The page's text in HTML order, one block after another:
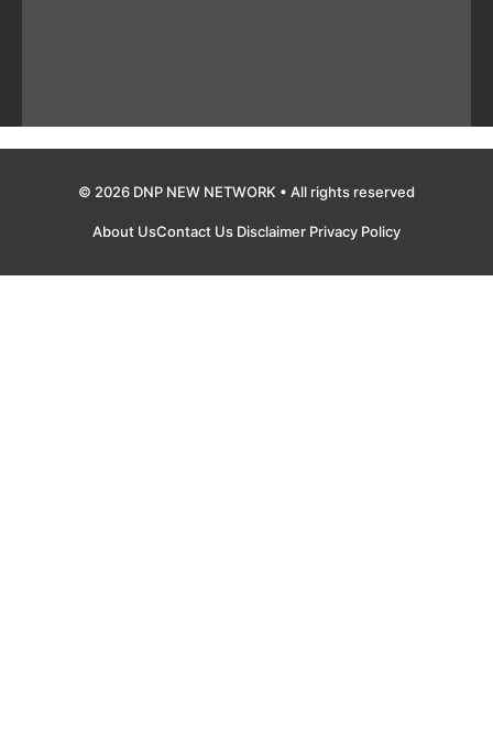
© 2026 DNP NEW NETWORK • All rights reserved
About UsContact Us Disclaimer Privacy Policy